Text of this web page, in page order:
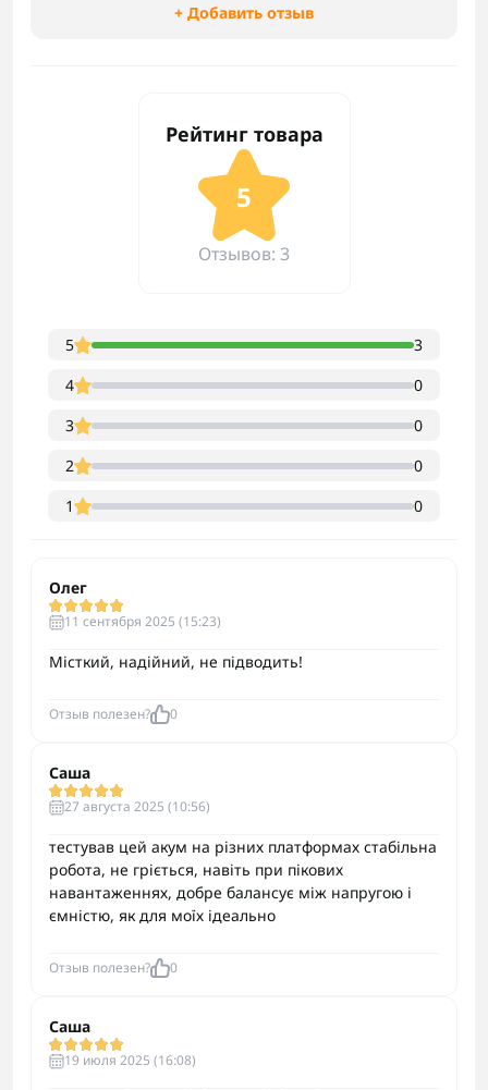
+ Добавить отзыв
Рейтинг товара
5
Отзывов: 3
5
3
4
0
3
0
2
0
1
0
Олег
11 сентября 2025 (15:23)
Місткий, надійний, не підводить!
Отзыв полезен? 0
Саша
27 августа 2025 (10:56)
тестував цей акум на різних платформах стабільна
робота, не гріється, навіть при пікових
навантаженнях, добре балансує між напругою і
ємністю, як для моїх ідеально
Отзыв полезен? 0
Саша
19 июля 2025 (16:08)